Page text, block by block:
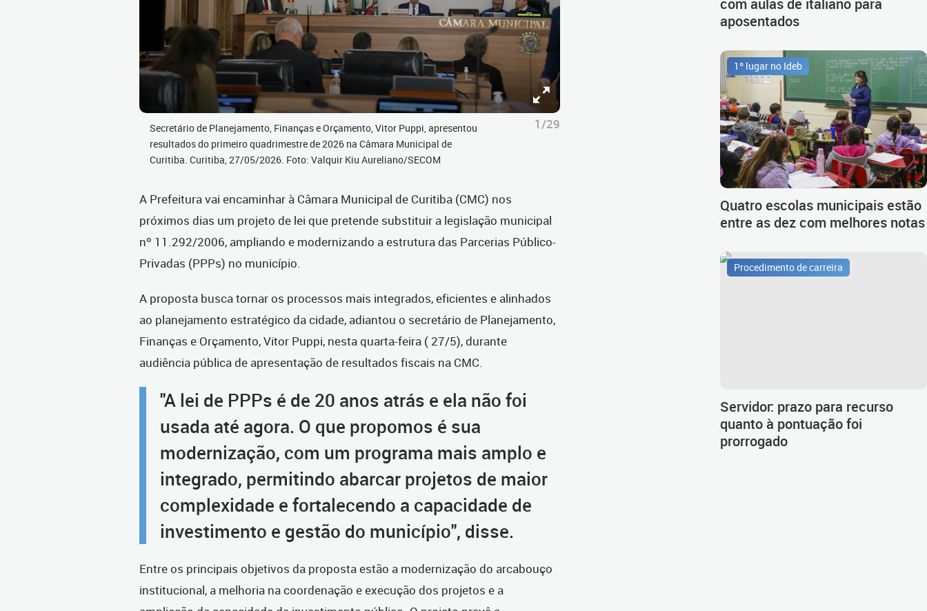
Secretário de Planejamento, Finanças e Orçamento, Vitor Puppi, apresentou
resultados do primeiro quadrimestre de 2026 na Câmara Municipal de
Curitiba. Curitiba, 27/05/2026. Foto: Valquir Kiu Aureliano/SECOM
1/29
A Prefeitura vai encaminhar à Câmara Municipal de Curitiba (CMC) nos
próximos dias um projeto de lei que pretende substituir a legislação municipal
nº 11.292/2006, ampliando e modernizando a estrutura das Parcerias Público-
Privadas (PPPs) no município.
A proposta busca tornar os processos mais integrados, eficientes e alinhados
ao planejamento estratégico da cidade, adiantou o secretário de Planejamento,
Finanças e Orçamento, Vitor Puppi, nesta quarta-feira ( 27/5), durante
audiência pública de apresentação de resultados fiscais na CMC.
"A lei de PPPs é de 20 anos atrás e ela não foi
usada até agora. O que propomos é sua
modernização, com um programa mais amplo e
integrado, permitindo abarcar projetos de maior
complexidade e fortalecendo a capacidade de
investimento e gestão do município", disse.
Entre os principais objetivos da proposta estão a modernização do arcabouço
institucional, a melhoria na coordenação e execução dos projetos e a
aposentados
1º lugar no Ideb
Quatro escolas municipais estão
entre as dez com melhores notas
Procedimento de carreira
Servidor: prazo para recurso
quanto à pontuação foi
prorrogado